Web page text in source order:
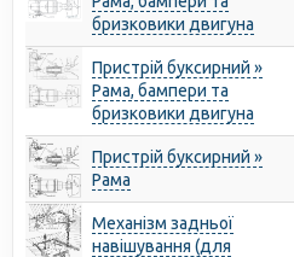
бризковики двигуна
Пристрій буксирний »
Рама, бампери та
бризковики двигуна
Пристрій буксирний »
Рама
Механізм задньої
навішування (для